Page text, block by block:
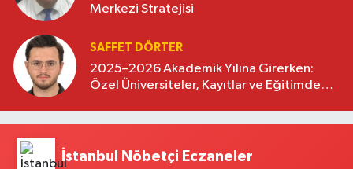
Merkezi Stratejisi
SAFFET DÖRTER
2025–2026 Akademik Yılına Girerken:
Özel Üniversiteler, Kayıtlar ve Eğitimde
İstanbul Nöbetçi Eczaneler